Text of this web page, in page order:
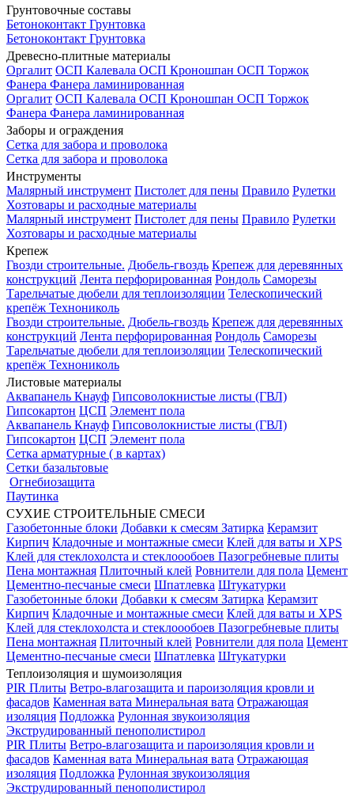
Грунтовочные составы
Бетоноконтакт Грунтовка
Бетоноконтакт Грунтовка
Древесно-плитные материалы
Оргалит ОСП Калевала ОСП Кроношпан ОСП Торжок
Фанера Фанера ламинированная
Оргалит ОСП Калевала ОСП Кроношпан ОСП Торжок
Фанера Фанера ламинированная
Заборы и ограждения
Сетка для забора и проволока
Сетка для забора и проволока
Инструменты
Малярный инструмент Пистолет для пены Правило Рулетки
Хозтовары и расходные материалы
Малярный инструмент Пистолет для пены Правило Рулетки
Хозтовары и расходные материалы
Крепеж
Гвозди строительные. Дюбель-гвоздь Крепеж для деревянных
конструкций Лента перфорированная Рондоль Саморезы
Тарельчатые дюбели для теплоизоляции Телескопический
крепёж Технониколь
Гвозди строительные. Дюбель-гвоздь Крепеж для деревянных
конструкций Лента перфорированная Рондоль Саморезы
Тарельчатые дюбели для теплоизоляции Телескопический
крепёж Технониколь
Листовые материалы
Аквапанель Кнауф Гипсоволокнистые листы (ГВЛ)
Гипсокартон ЦСП Элемент пола
Аквапанель Кнауф Гипсоволокнистые листы (ГВЛ)
Гипсокартон ЦСП Элемент пола
Сетка арматурные ( в картах)
Сетки базальтовые
Огнебиозащита
Паутинка
СУХИЕ СТРОИТЕЛЬНЫЕ СМЕСИ
Газобетонные блоки Добавки к смесям Затирка Керамзит
Кирпич Кладочные и монтажные смеси Клей для ваты и XPS
Клей для стеклохолста и стеклоообоев Пазогребневые плиты
Пена монтажная Плиточный клей Ровнители для пола Цемент
Цементно-песчаные смеси Шпатлевка Штукатурки
Газобетонные блоки Добавки к смесям Затирка Керамзит
Кирпич Кладочные и монтажные смеси Клей для ваты и XPS
Клей для стеклохолста и стеклоообоев Пазогребневые плиты
Пена монтажная Плиточный клей Ровнители для пола Цемент
Цементно-песчаные смеси Шпатлевка Штукатурки
Теплоизоляция и шумоизоляция
PIR Плиты Ветро-влагозащита и пароизоляция кровли и
фасадов Каменная вата Минеральная вата Отражающая
изоляция Подложка Рулонная звукоизоляция
Экструдированный пенополистирол
PIR Плиты Ветро-влагозащита и пароизоляция кровли и
фасадов Каменная вата Минеральная вата Отражающая
изоляция Подложка Рулонная звукоизоляция
Экструдированный пенополистирол